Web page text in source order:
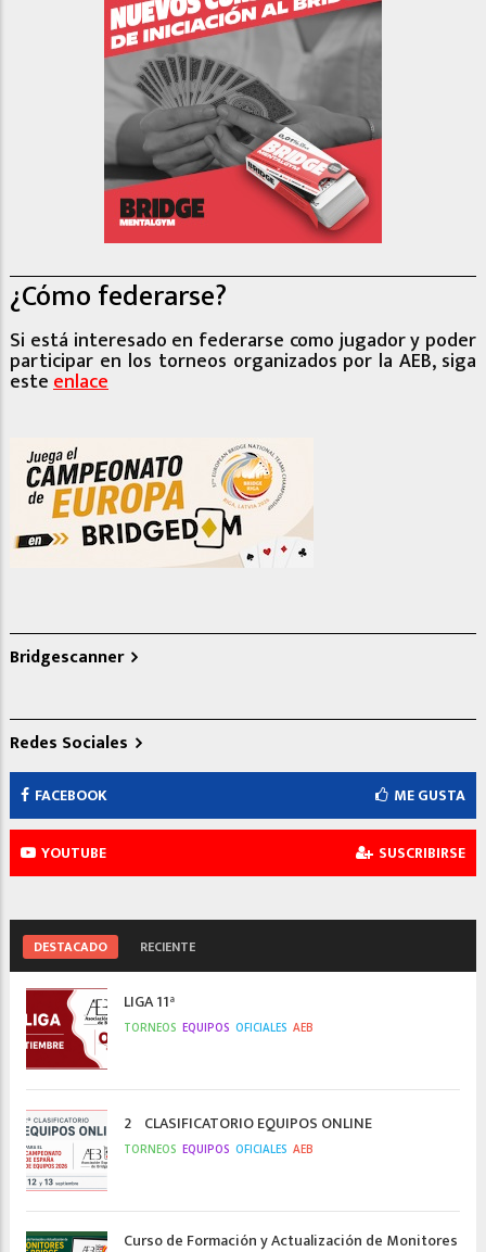
¿Cómo federarse?
Si está interesado en federarse como jugador y poder
participar en los torneos organizados por la AEB, siga
esteenlace
Bridgescanner
Redes Sociales
FACEBOOK ME GUSTA
YOUTUBE SUSCRIBIRSE
DESTACADO RECIENTE
LIGA 11ª
TORNEOS EQUIPOS OFICIALES AEB
2º CLASIFICATORIO EQUIPOS ONLINE
TORNEOS EQUIPOS OFICIALES AEB
Curso de Formación y Actualización de Monitores